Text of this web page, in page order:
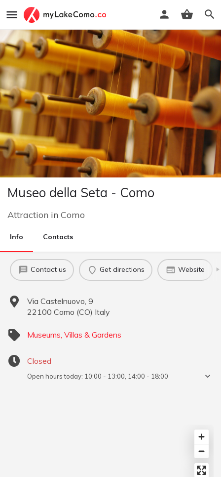
Museo della Seta - Como
Attraction in Como
Info Contacts
Contact us Get directions Website
Via Castelnuovo, 9
22100 Como (CO) Italy
Museums, Villas & Gardens
Closed
Open hours today: 10:00 - 13:00, 14:00 - 18:00